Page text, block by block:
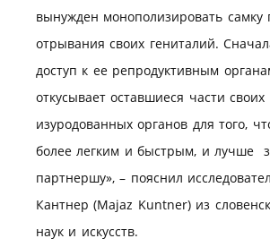
вынужден монополизировать самку
отрывания своих гениталий.
доступ к ее репродуктивным
откусывает оставшиеся части своих
изуродованных органов для того,
более легким и быстрым, и лучше
партнершу», – пояснил
Кантнер (Majaz Kuntner) из
наук и искусств.